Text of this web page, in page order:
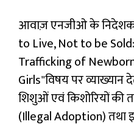
आवाज़ एनजीओ के निदेशक
to Live, Not to be
Trafficking of
Girls"विषय पर
शिशुओं एवं किशोरियों की
(Illegal Adoption)